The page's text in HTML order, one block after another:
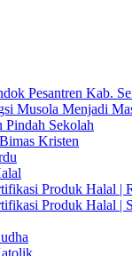
Pesantren Kab.
Musola Menjadi
Pindah Sekolah
Kristen
Produk Halal |
Produk Halal |